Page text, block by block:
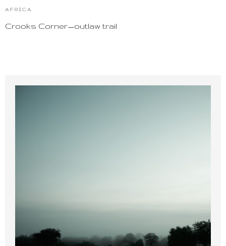
AFRICA
Crooks Corner_outlaw trail